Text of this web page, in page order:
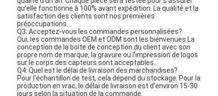
A propos de nous
Visite d'usine
Contrôle de la qualité
Contact
qu'elle fonctionne à 100% avant expédition. La qualité et la
satisfaction des clients sont nos premières
préoccupations.
Q3: Acceptez-vous les commandes personnalisées?
Oui, les commandes OEM et ODM sont les bienvenues.La
conception de la boîte de conception du client avec son
propre nom de marque, la gravure ou l'impression de logos
sur le corps des capteurs sont acceptables..
Q4: Quel est le délai de livraison des marchandises?
Pour l'échantillon de test, cela dépend du stockage. Pour la
production en vrac, le délai de livraison est d'environ 15-30
jours selon la situation de la commande.